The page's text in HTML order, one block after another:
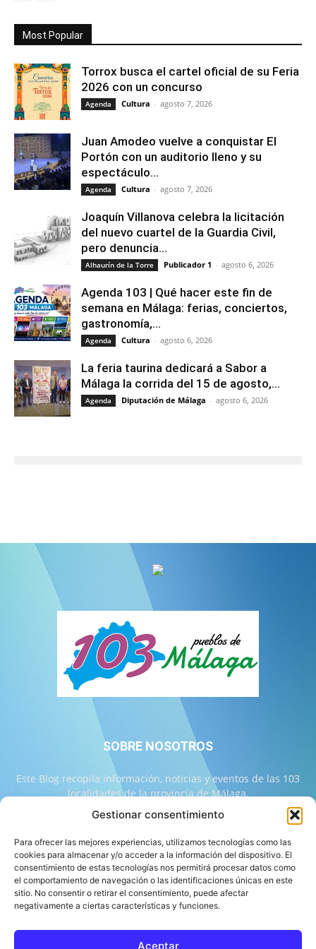
Gestionar consentimiento
Para ofrecer las mejores experiencias, utilizamos tecnologías como las
cookies para almacenar y/o acceder a la información del dispositivo. El
consentimiento de estas tecnologías nos permitirá procesar datos como
el comportamiento de navegación o las identificaciones únicas en este
sitio. No consentir o retirar el consentimiento, puede afectar
negativamente a ciertas características y funciones.
Aceptar
Most Popular
Torrox busca el cartel oficial de su Feria
2026 con un concurso
Agenda Cultura - agosto 7, 2026
Juan Amodeo vuelve a conquistar El
Portón con un auditorio lleno y su
espectáculo...
Agenda Cultura - agosto 7, 2026
Joaquín Villanova celebra la licitación
del nuevo cuartel de la Guardia Civil,
pero denuncia...
Alhaurín de la Torre Publicador 1 - agosto 6, 2026
Agenda 103 | Qué hacer este fin de
semana en Málaga: ferias, conciertos,
gastronomía,...
Agenda Cultura - agosto 6, 2026
La feria taurina dedicará a Sabor a
Málaga la corrida del 15 de agosto,...
Agenda Diputación de Málaga - agosto 6, 2026
SOBRE NOSOTROS
Este Blog recopila información, noticias y eventos de las 103
localidades de la provincia de Málaga.
Contáctanos: info@103malaga.com
SÍGUENOS